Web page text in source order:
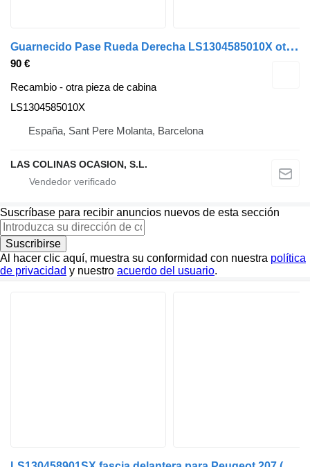
G
uarnecido Pase Rueda Derecha LS1304585010X otra pieza de cabina para Peugeot coche
90 €
Recambio - otra pieza de cabina
LS1304585010X
España, Sant Pere Molanta, Barcelona
LAS COLINAS OCASION, S.L.
Suscríbase para recibir anuncios nuevos de esta sección
Suscribirse
Al hacer clic aquí, muestra su conformidad con nuestra política
de privacidad y nuestro acuerdo del usuario.